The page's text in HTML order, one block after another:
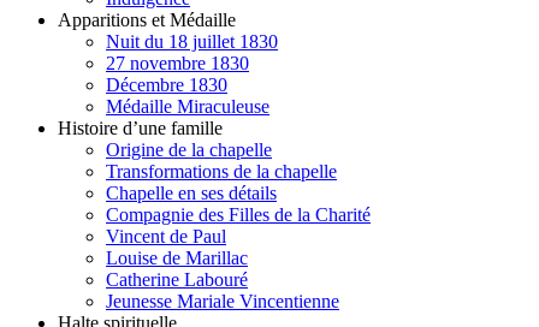
Apparitions et Médaille
Nuit du 18 juillet 1830
27 novembre 1830
Décembre 1830
Médaille Miraculeuse
Histoire d’une famille
Origine de la chapelle
Transformations de la chapelle
Chapelle en ses détails
Compagnie des Filles de la Charité
Vincent de Paul
Louise de Marillac
Catherine Labouré
Jeunesse Mariale Vincentienne
Halte spirituelle